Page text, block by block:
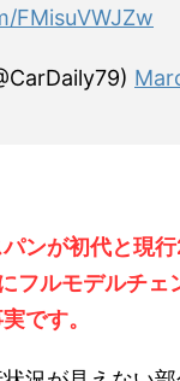
FMisuVWJZw
ンが初代と現
フルモデルチェ
です。